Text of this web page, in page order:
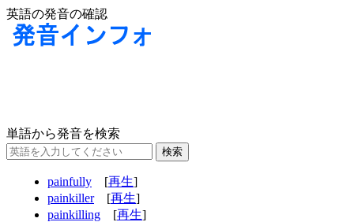
英語の発音の確認
単語から発音を検索
painfully [再生]
painkiller[再生]
painkilling [再生]